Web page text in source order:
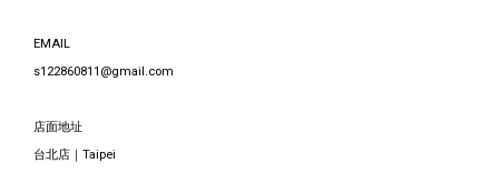
EMAIL
s122860811@gmail.com
店面地址
台北店｜Taipei